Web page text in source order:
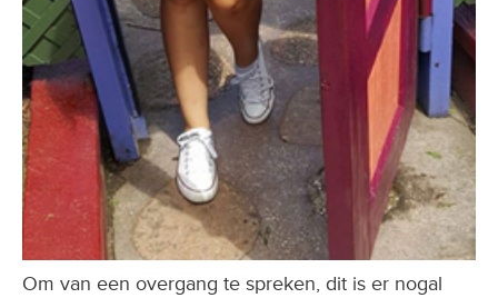
Om van een overgang te spreken, dit is er nogal